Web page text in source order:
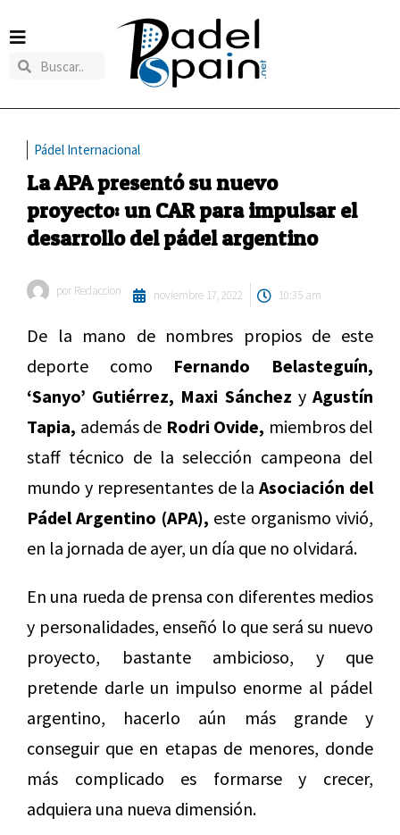
Pádel Internacional
La APA presentó su nuevo
proyecto: un CAR para impulsar el
desarrollo del pádel argentino
por Redaccion noviembre 17, 2022 10:35 am
De la mano de nombres propios de este
deporte como Fernando Belasteguín,
‘Sanyo’ Gutiérrez, Maxi Sánchez yAgustín
Tapia, además de Rodri Ovide, miembros del
staff técnico de la selección campeona del
mundo y representantes de laAsociación del
Pádel Argentino (APA), este organismo vivió,
en la jornada de ayer, un día que no olvidará.
En una rueda de prensa con diferentes medios
y personalidades, enseñó lo que será su nuevo
proyecto, bastante ambicioso, y que
pretende darle un impulso enorme al pádel
argentino, hacerlo aún más grande y
conseguir que en etapas de menores, donde
más complicado es formarse y crecer,
adquiera una nueva dimensión.